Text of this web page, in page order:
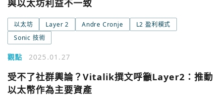
與以太坊利益不一致
以太坊 Layer 2 Andre Cronje
L2 盈利模式
Sonic 技術
觀點 2025.01.27
受不了社群輿論？Vitalik撰文呼籲Layer2：推動
以太幣作為主要資產
今日熱門
使用以下帳號繼續
Apple
您已閒置5分鐘，請點擊關閉按鈕或空白處，即可回到加密
城市
今日熱門